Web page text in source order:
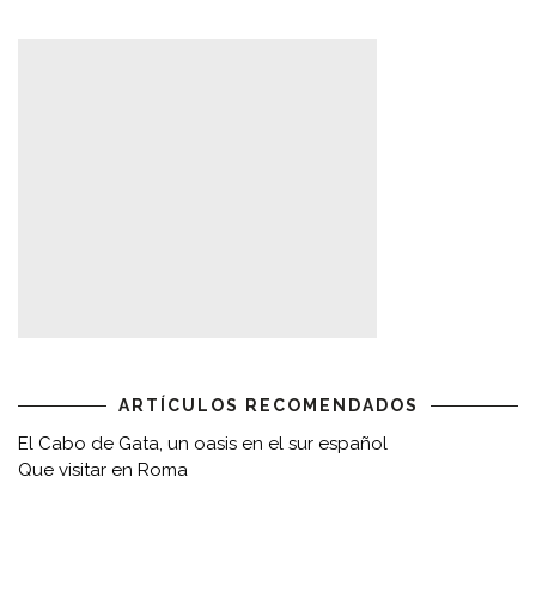
ARTÍCULOS RECOMENDADOS
El Cabo de Gata, un oasis en el sur español
Que visitar en Roma